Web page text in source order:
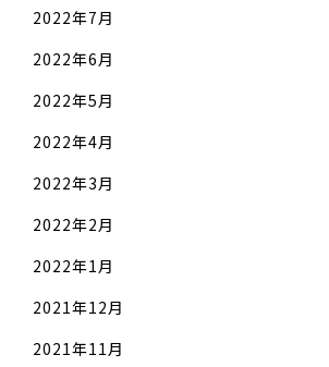
2022年7月
2022年6月
2022年5月
2022年4月
2022年3月
2022年2月
2022年1月
2021年12月
2021年11月